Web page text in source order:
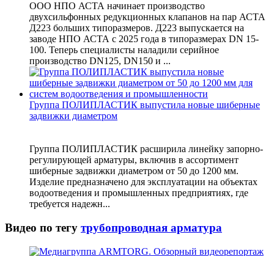
ООО НПО АСТА начинает производство
двухсильфонных редукционных клапанов на пар АСТА
Д223 больших типоразмеров. Д223 выпускается на
заводе НПО АСТА с 2025 года в типоразмерах DN 15-
100. Теперь специалисты наладили серийное
производство DN125, DN150 и ...
Группа ПОЛИПЛАСТИК выпустила новые шиберные
задвижки диаметром
Группа ПОЛИПЛАСТИК расширила линейку запорно-
регулирующей арматуры, включив в ассортимент
шиберные задвижки диаметром от 50 до 1200 мм.
Изделие предназначено для эксплуатации на объектах
водоотведения и промышленных предприятиях, где
требуется надежн...
Видео по тегу трубопроводная арматура